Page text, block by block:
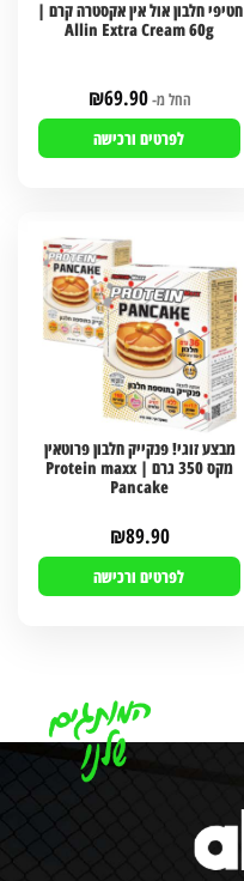
חטיפי חלבון אול אין אקסטרה קרם |
Allin Extra Cream 60g
החל מ- ₪69.90
לפרטים ורכישה
מבצע זוגי! פנקייק חלבון פרוטאין
מקס 350 גרם | Protein maxx
Pancake
₪89.90
לפרטים ורכישה